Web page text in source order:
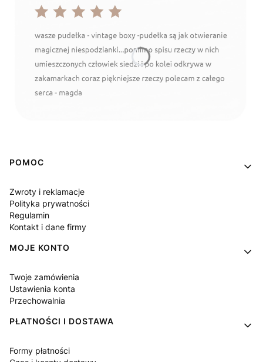
Linki w stopce
POMOC
Zwroty i reklamacje
Polityka prywatności
Regulamin
Kontakt i dane firmy
MOJE KONTO
Twoje zamówienia
Ustawienia konta
Przechowalnia
PŁATNOŚCI I DOSTAWA
Formy płatności